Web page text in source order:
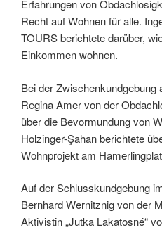
Erfahrungen von
Recht auf Wohnen für alle.
TOURS berichtete darüber,
Einkommen wohnen.
Bei der
Regina Amer von der
über die Bevormundung von
Holzinger-Şahan berichtete
Wohnprojekt am
Auf der Schlusskundgebung
Bernhard Wernitznig von der
Aktivistin „Jutka Lakatosné“